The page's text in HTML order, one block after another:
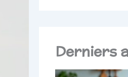
Derniers